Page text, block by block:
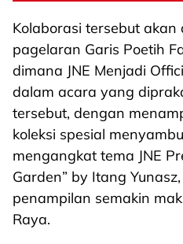
Kolaborasi tersebut
pagelaran Garis Poetih
dimana JNE Menjadi
dalam acara yang
tersebut, dengan
koleksi spesial
mengangkat tema JNE
Garden” by Itang
penampilan semakin
Raya.